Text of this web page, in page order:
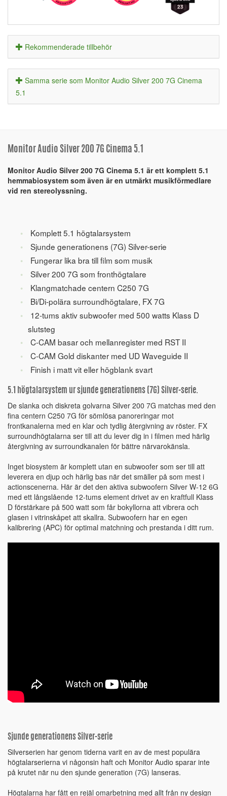
Rekommenderade tillbehör
Samma serie som Monitor Audio Silver 200 7G Cinema
5.1
Monitor Audio Silver 200 7G Cinema 5.1
Monitor Audio Silver 200 7G Cinema 5.1 är ett komplett 5.1
hemmabiosystem som även är en utmärkt musikförmedlare
vid ren stereolyssning.
Komplett 5.1 högtalarsystem
Sjunde generationens (7G) Silver-serie
Fungerar lika bra till film som musik
Silver 200 7G som fronthögtalare
Klangmatchade centern C250 7G
Bi/Di-polära surroundhögtalare, FX 7G
12-tums aktiv subwoofer med 500 watts Klass D
slutsteg
C-CAM basar och mellanregister med RST II
C-CAM Gold diskanter med UD Waveguide II
Finish i matt vit eller högblank svart
5.1 högtalarsystem ur sjunde generationens (7G) Silver-serie.
De slanka och diskreta golvarna Silver 200 7G matchas med den
fina centern C250 7G för sömlösa panoreringar mot
frontkanalerna med en klar och tydlig återgivning av röster. FX
surroundhögtalarna ser till att du lever dig in i filmen med härlig
återgivning av surroundkanalen för bättre närvarokänsla.
Inget biosystem är komplett utan en subwoofer som ser till att
leverera en djup och härlig bas när det smäller på som mest i
actionscenerna. Här är det den aktiva subwoofern Silver W-12 6G
med ett långslående 12-tums element drivet av en kraftfull Klass
D förstärkare på 500 watt som får bokyllorna att vibrera och
glasen i vitrinskåpet att skallra. Subwoofern har en egen
kalibrering (APC) för optimal matchning och prestanda i ditt rum.
Sjunde generationens Silver-serie
Silverserien har genom tiderna varit en av de mest populära
högtalarserierna vi någonsin haft och Monitor Audio sparar inte
på krutet när nu den sjunde generation (7G) lanseras.
Högtalarna har fått en rejäl omarbetning med allt från ny design